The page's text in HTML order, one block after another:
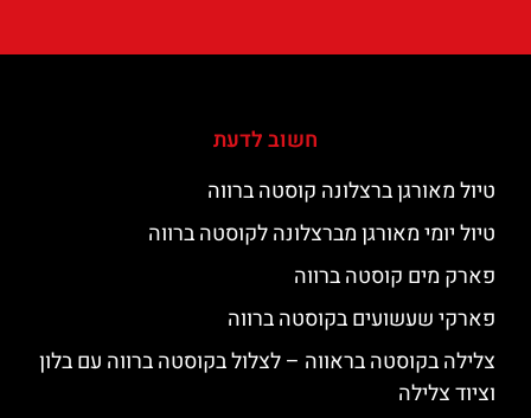
חשוב לדעת
טיול מאורגן ברצלונה קוסטה ברווה
טיול יומי מאורגן מברצלונה לקוסטה ברווה
פארק מים קוסטה ברווה
פארקי שעשועים בקוסטה ברווה
צלילה בקוסטה בראווה – לצלול בקוסטה ברווה עם בלון
וציוד צלילה